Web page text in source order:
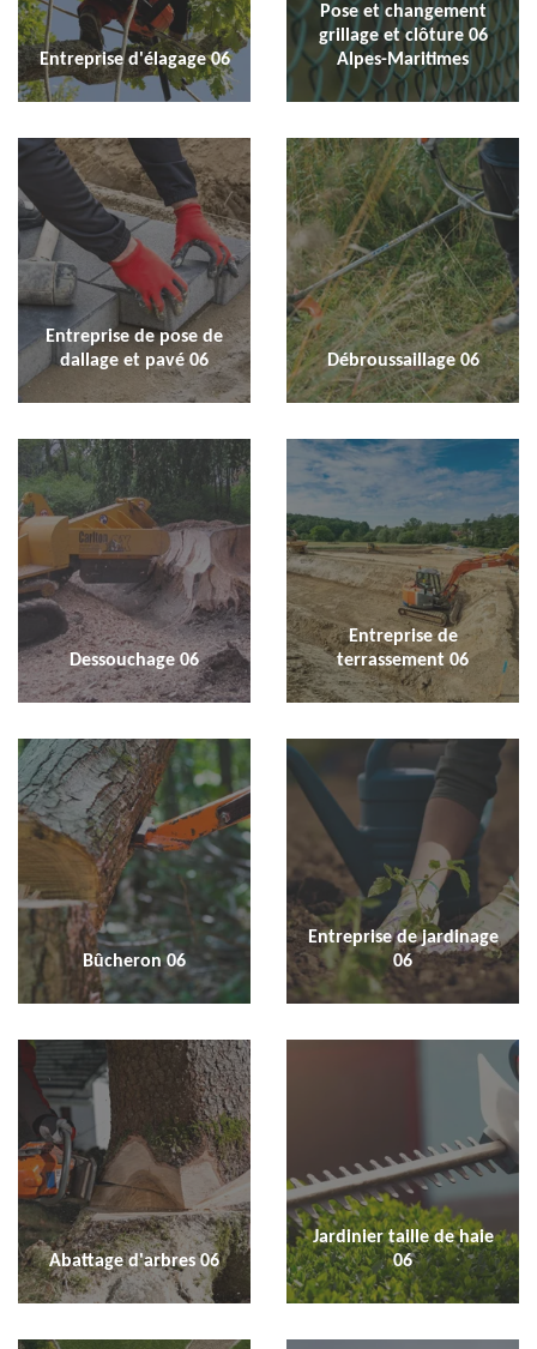
Entreprise d'élagage 06
Pose et changement
grillage et clôture 06
Alpes-Maritimes
Entreprise de pose de
dallage et pavé 06
Débroussaillage 06
Dessouchage 06
Entreprise de
terrassement 06
Bûcheron 06
Entreprise de jardinage
06
Abattage d'arbres 06
Jardinier taille de haie
06